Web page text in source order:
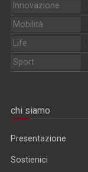
Innovazione
Mobilità
Life
Sport
chi siamo
Presentazione
Sostienici